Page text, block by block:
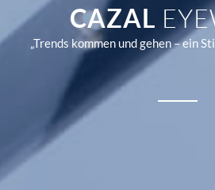
CAZAL
„Trends kommen und gehen – ein